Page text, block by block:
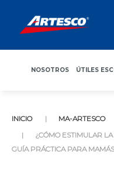
NOSOTROS ÚTILES
INICIO
MA-ARTESCO
¿CÓMO ESTIMULAR
GUÍA PRÁCTICA PARA